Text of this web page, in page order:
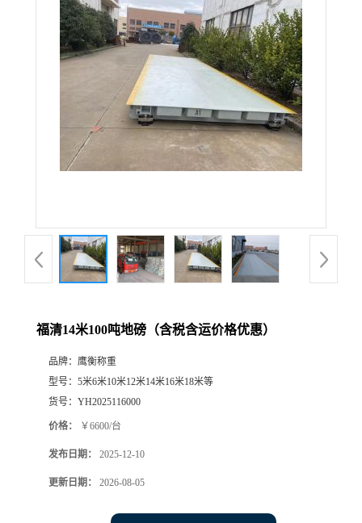
福清14米100吨地磅（含税含运价格优惠）
品牌： 鹰衡称重
型号： 5米6米10米12米14米16米18米等
货号： YH2025116000
价格： ￥6600/台
发布日期： 2025-12-10
更新日期： 2026-08-05